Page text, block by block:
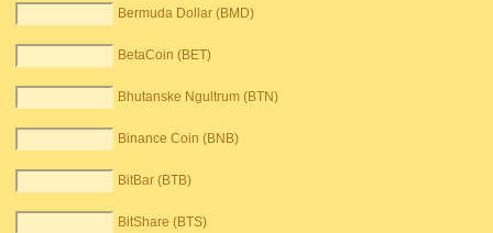
Bermuda Dollar (BMD)
BetaCoin (BET)
Bhutanske Ngultrum (BTN)
Binance Coin (BNB)
BitBar (BTB)
BitShare (BTS)